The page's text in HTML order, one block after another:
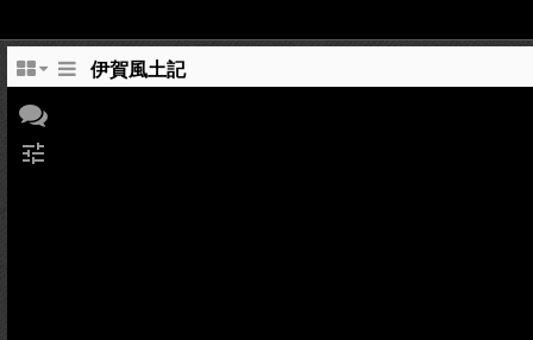
伊賀風土記
tune